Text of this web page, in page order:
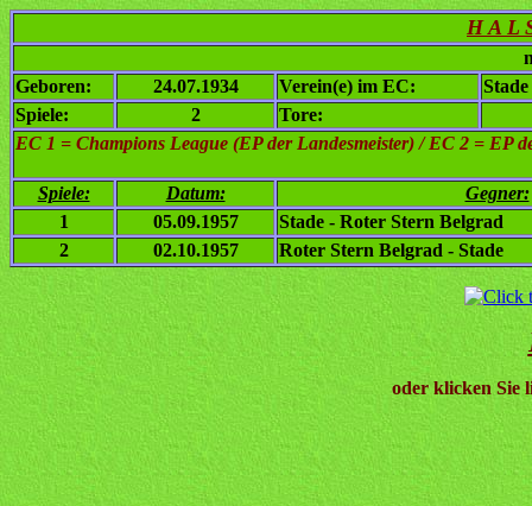
H A L
Geboren:
24.07.1934 Verein(e) im EC:
Spiele:
2
Tore:
EC 1 = Champions League (EP der Landesmeister) / EC 2 = EP
Spiele: Datum:
Gegner:
1
05.09.1957
Stade - Roter Stern Belgrad
2
02.10.1957 Roter Stern Belgrad - Stade
oder klicken Sie